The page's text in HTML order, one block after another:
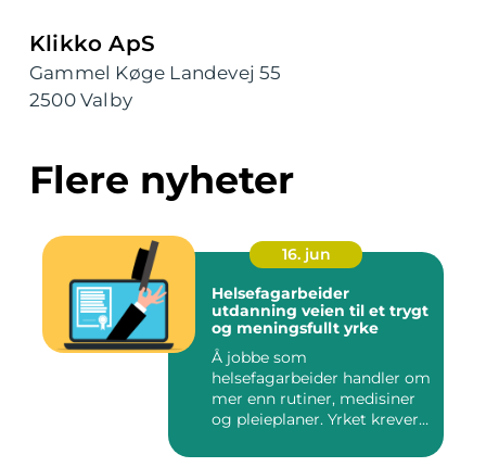
Klikko ApS
Gammel Køge Landevej 55
2500 Valby
Flere nyheter
16. jun
Helsefagarbeider
utdanning veien til et trygt
og meningsfullt yrke
Å jobbe som
helsefagarbeider handler om
mer enn rutiner, medisiner
og pleieplaner. Yrket krever